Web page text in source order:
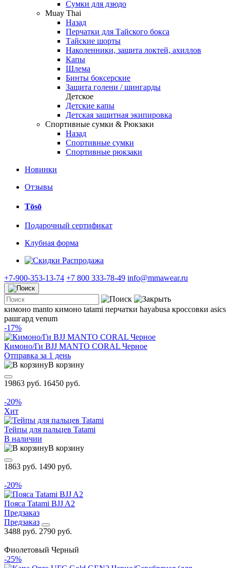
Сумки для дзюдо
Muay Thai
Назад
Перчатки для Тайского бокса
Тайские шорты
Наколенники, защита локтей, ахиллов
Капы
Шлема
Бинты боксерские
Защита голени / шингарды
Детское
Детские капы
Детская защитная экипировка
Спортивные сумки & Рюкзаки
Назад
Спортивные сумки
Спортивные рюкзаки
Новинки
Отзывы
Tōsō
Подарочный сертификат
Клубная форма
Распродажа
+7-900-353-13-74 +7 800 333-78-49 info@mmawear.ru
кимоно manto кимоно tatami перчатки hayabusa кроссовки asics
рашгард venum
-17%
Кимоно/Ги BJJ MANTO CORAL Черное
Отправка за 1 день
В корзину
19863 руб. 16450 руб.
-20%
Хит
Тейпы для пальцев Tatami
В наличии
В корзину
1863 руб. 1490 руб.
-20%
Пояса Tatami BJJ A2
Предзаказ
Предзаказ
3488 руб. 2790 руб.
Фиолетовый Черный
-25%